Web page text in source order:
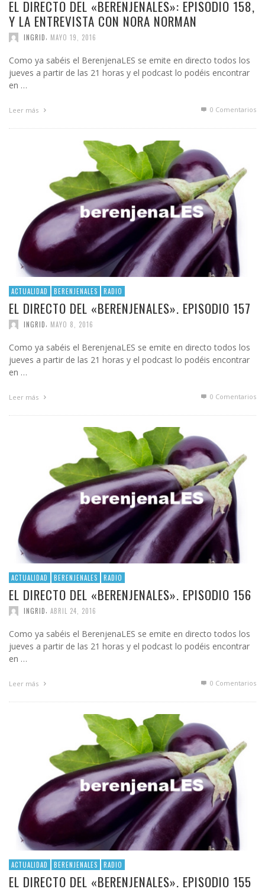
EL DIRECTO DEL «BERENJENALES»: EPISODIO 158,
Y LA ENTREVISTA CON NORA NORMAN
INGRID MAYO 19, 2016
Como ya sabéis el BerenjenaLES se emite en directo todos los
jueves a partir de las 21 horas y el podcast lo podéis encontrar
en …
Leer más 0 Comentarios
ACTUALIDAD BERENJENALES RADIO
EL DIRECTO DEL «BERENJENALES». EPISODIO 157
INGRID MAYO 8, 2016
Como ya sabéis el BerenjenaLES se emite en directo todos los
jueves a partir de las 21 horas y el podcast lo podéis encontrar
en …
Leer más 0 Comentarios
ACTUALIDAD BERENJENALES RADIO
EL DIRECTO DEL «BERENJENALES». EPISODIO 156
INGRID ABRIL 24, 2016
Como ya sabéis el BerenjenaLES se emite en directo todos los
jueves a partir de las 21 horas y el podcast lo podéis encontrar
en …
Leer más 0 Comentarios
ACTUALIDAD BERENJENALES RADIO
EL DIRECTO DEL «BERENJENALES». EPISODIO 155